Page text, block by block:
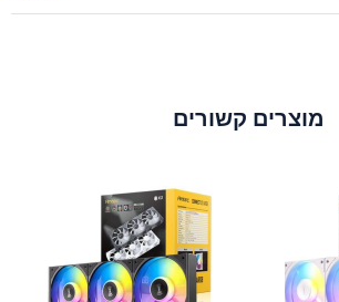
מוצרים קשורים